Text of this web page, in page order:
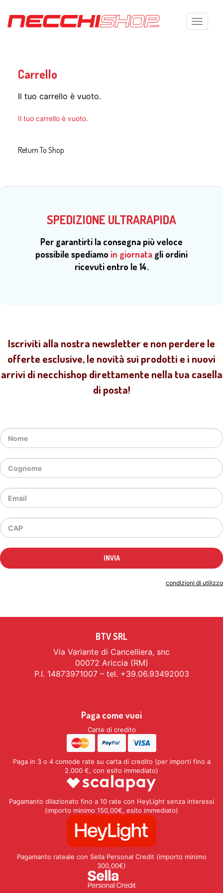
Toggle
Carrello
Il tuo carrello è vuoto.
Il tuo carrello è vuoto.
Return To Shop
SPEDIZIONE ULTRARAPIDA
Per garantirti la consegna più veloce
possibile spediamo in giornata gli ordini
ricevuti entro le 14.
Iscriviti alla nostra newsletter e non perdere le
offerte esclusive, le novità sui prodotti e i nuovi
arrivi di necchishop direttamente nella tua casella
di posta!
condizioni di utilizzo
BTV SRL
Via Variante di Cancelliera, snc
00072 Ariccia (RM)
P.I. 14873971007 – tel. +39.06.93492003
Paga come vuoi
Carte di credito
Paga in 3 o 4 comode rate su carta di credito (per importi fino a
2.000 €, con esito immediato)
Pagamanto dilazionato fino a 10 rate con HeyLight senza interessi
(importo minimo 150,00€, esito immediato)
Pagamanto rateale con Sella Personal Credit (importo minimo
300,00€)